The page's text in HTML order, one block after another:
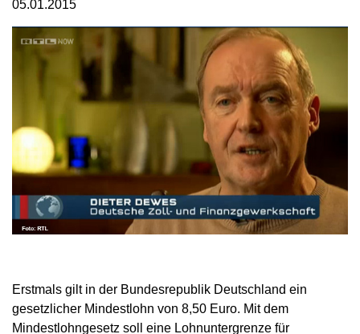
05.01.2015
Erstmals gilt in der Bundesrepublik Deutschland ein
gesetzlicher Mindestlohn von 8,50 Euro. Mit dem
Mindestlohngesetz soll eine Lohnuntergrenze für